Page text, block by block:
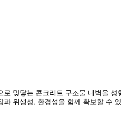
로 맞닿는 콘크리트 구조물 내벽을 성
과 위생성, 환경성을 함께 확보할 수